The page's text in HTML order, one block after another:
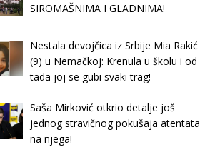
SIROMAŠNIMA I GLADNIMA!
Nestala devojčica iz Srbije Mia Rakić
(9) u Nemačkoj: Krenula u školu i od
tada joj se gubi svaki trag!
Saša Mirković otkrio detalje još
jednog stravičnog pokušaja atentata
na njega!